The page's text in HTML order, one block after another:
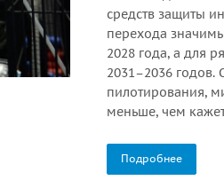
средств защиты
перехода
2028 года, а для
2031–2036 годов.
пилотирования,
меньше, чем
Подробнее